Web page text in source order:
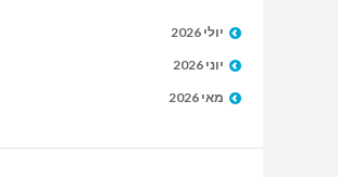
יולי 2026
יוני 2026
מאי 2026